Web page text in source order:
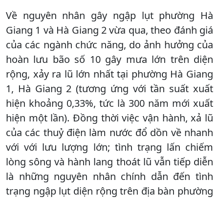
Về nguyên nhân gây ngập lụt phường Hà
Giang 1 và Hà Giang 2 vừa qua, theo đánh giá
của các ngành chức năng, do ảnh hưởng của
hoàn lưu bão số 10 gây mưa lớn trên diện
rộng, xảy ra lũ lớn nhất tại phường Hà Giang
1, Hà Giang 2 (tương ứng với tần suất xuất
hiện khoảng 0,33%, tức là 300 năm mới xuất
hiện một lần). Đồng thời việc vận hành, xả lũ
của các thuỷ điện làm nước đổ dồn về nhanh
với với lưu lượng lớn; tình trạng lấn chiếm
lòng sông và hành lang thoát lũ vẫn tiếp diễn
là những nguyên nhân chính dẫn đến tình
trạng ngập lụt diện rộng trên địa bàn phường